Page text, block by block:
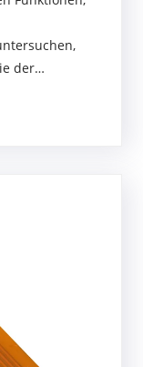
der
Der Blog